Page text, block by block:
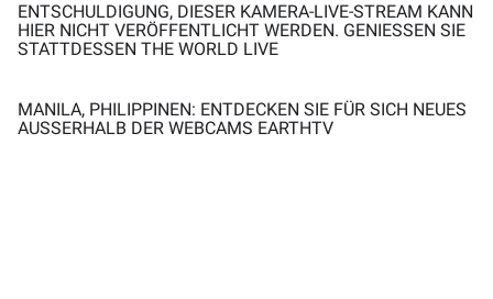
ENTSCHULDIGUNG, DIESER KAMERA-LIVE-STREAM KANN
HIER NICHT VERÖFFENTLICHT WERDEN. GENIESSEN SIE S
TATTDESSEN THE WORLD LIVE
MANILA, PHILIPPINEN: ENTDECKEN SIE FÜR SICH NEUES
AUSSERHALB DER WEBCAMS EARTHTV